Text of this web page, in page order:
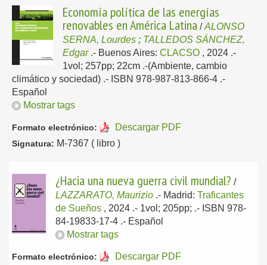
Economía política de las energías
renovables en América Latina /ALONSO
SERNA, Lourdes ; TALLEDOS SÁNCHEZ,
Edgar .- Buenos Aires: CLACSO , 2024 .-
1vol; 257pp; 22cm .-(Ambiente, cambio
climático y sociedad) .- ISBN 978-987-813-866-4 .-
Español
Mostrar tags
Formato electrónico: Descargar PDF
Signatura: M-7367 ( libro )
¿Hacia una nueva guerra civil mundial? /
LAZZARATO, Maurizio .- Madrid: Traficantes
de Sueños , 2024 .- 1vol; 205pp; .- ISBN 978-
84-19833-17-4 .- Español
Mostrar tags
Formato electrónico: Descargar PDF